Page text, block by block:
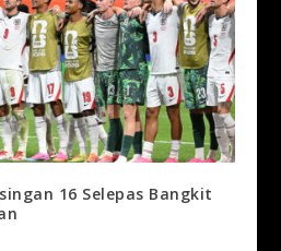
16 Selepas Bangkit